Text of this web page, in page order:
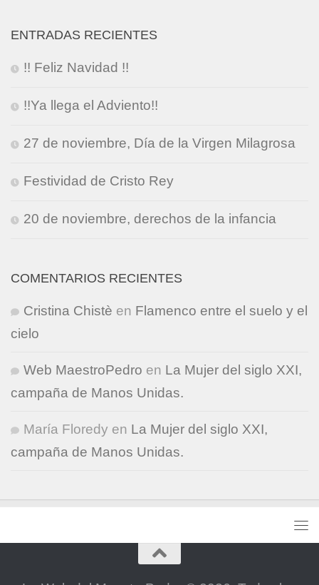
ENTRADAS RECIENTES
!! Feliz Navidad !!
!!Ya llega el Adviento!!
27 de noviembre, Día de la Virgen Milagrosa
Festividad de Cristo Rey
20 de noviembre, derechos de la infancia
COMENTARIOS RECIENTES
Cristina Chistè en Flamenco entre el suelo y el
cielo
Web MaestroPedro en La Mujer del siglo XXI,
campaña de Manos Unidas.
María Floredy en La Mujer del siglo XXI,
campaña de Manos Unidas.